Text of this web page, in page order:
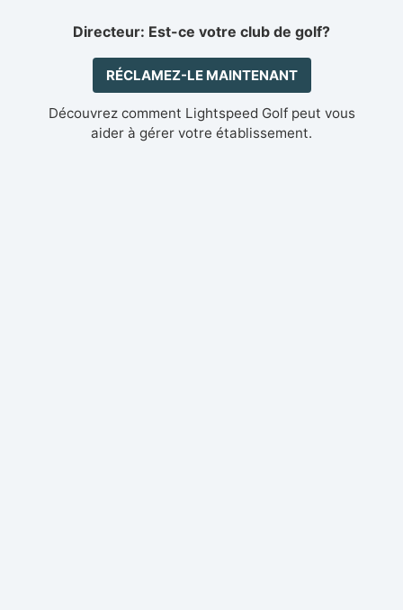
Directeur: Est-ce votre club de golf?
RÉCLAMEZ-LE MAINTENANT
Découvrez comment Lightspeed Golf peut vous
aider à gérer votre établissement.